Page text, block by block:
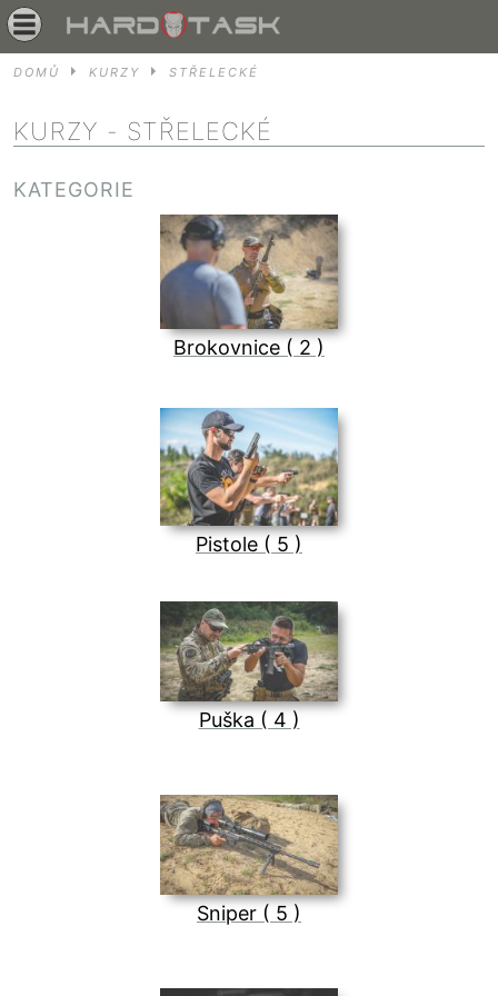
DOMŮ KURZY STŘELECKÉ
KURZY - STŘELECKÉ
KATEGORIE
Brokovnice ( 2 )
Pistole ( 5 )
Puška ( 4 )
Sniper ( 5 )